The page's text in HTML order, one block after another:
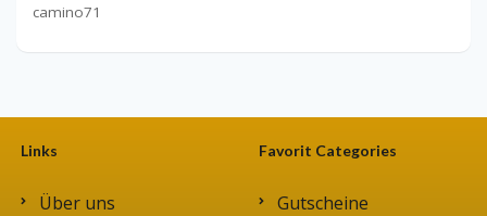
camino71
Links
Über uns
Favorit Categories
Gutscheine